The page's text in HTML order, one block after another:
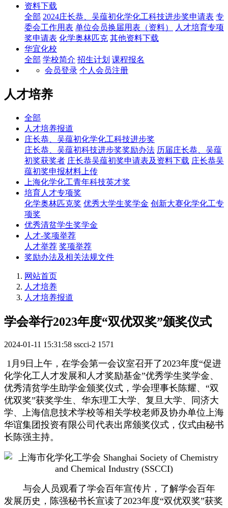
资料下载
全部 2024庄长恭、吴蕴初化学化工科技进步奖申请表 专
委会工作用表 单位会员换届用表（资料）
人才培育专项
奖申请表 化学奥林匹克 其他资料下载
华宜化校
全部 学校简介 招生计划 课程报名
会员登录 个人会员注册
人才培养
全部
人才培养报道
庄长恭、吴蕴初化学化工科技进步奖
庄长恭、吴蕴初科技进步奖奖励办法 历届庄长恭、吴蕴
初奖获奖者 庄长恭吴蕴初奖申请表及资料下载 庄长恭吴
蕴初奖申报材料上传
上海化学化工青年科技英才奖
培育人才专项奖
化学奥林匹克奖 优秀大学生奖学金 创新大赛化学化工专
项奖
优秀清贫学生奖学金
人才-奖项举荐
人才举荐 奖项举荐
奖励办法及相关法规文件
网站首页
人才培养
人才培养报道
学会举行2023年度“双优双奖”颁奖仪式
2024-01-11 15:31:58 sscci-2 1571
1月9日上午，在学会第一会议室召开了2023年度“促进
化学化工人才发展和人才奖励基金”优秀学生奖学金、
优秀清贫学生助学金颁奖仪式，学会理事长陈耀、“双
优双奖”获奖学生、华东理工大学、复旦大学、同济大
学、上海信息技术学校等相关学校老师及协办单位上海
华谊集团投资有限公司代表出席颁奖仪式，仪式由秘书
长陈强主持。
与会人员观看了学会百年宣传片，了解学会百年
发展历史，陈强秘书长宣读了2023年度“双优双奖”获奖